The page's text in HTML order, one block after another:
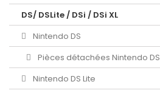
DS/ DSLite / DSi / DSi XL
Nintendo DS
Pièces détachées Nintendo DS
Nintendo DS Lite